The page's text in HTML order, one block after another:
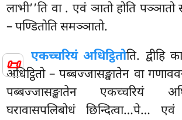
📜
लाभी’’ति वा . एवं ञातो होति पञ्ञातो
– पण्डितोति समञ्ञातो.
एकच्चरियं अधिट्ठितोति. द्वीहि
अधिट्ठितो – पब्बज्जासङ्खातेन वा
पब्बज्जासङ्खातेन एकच्चरियं
घरावासपलिबोधं छिन्दित्वा…पे… एवं